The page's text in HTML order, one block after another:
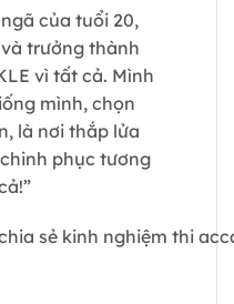
của tuổi 20,
trưởng thành
vì tất cả. Mình
mình, chọn
là nơi thắp lửa
phục tương